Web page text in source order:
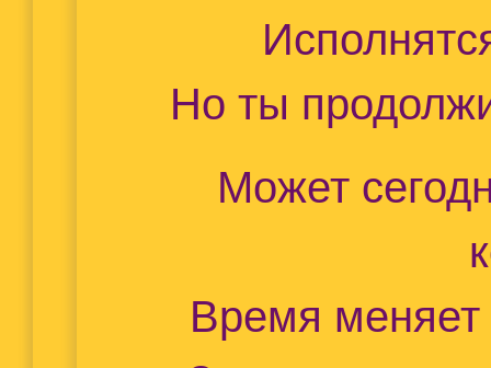
Но ты
Может
Время меняет